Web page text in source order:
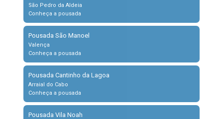
São Pedro da Aldeia
Conheça a pousada
Pousada São Manoel
Valença
Conheça a pousada
Pousada Cantinho da Lagoa
Arraial do Cabo
Conheça a pousada
Pousada Vila Noah